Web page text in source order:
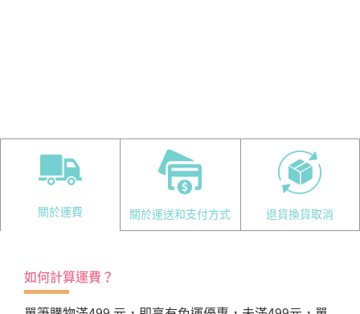
關於運費 關於運送和支付方式 退貨換貨取消
如何計算運費？